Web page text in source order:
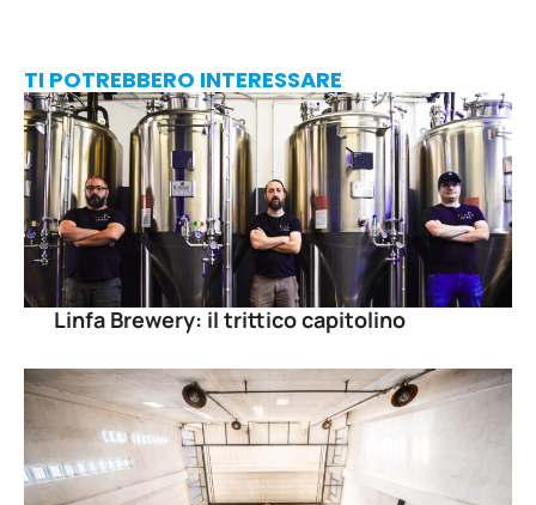
TI POTREBBERO INTERESSARE
Linfa Brewery: il trittico capitolino